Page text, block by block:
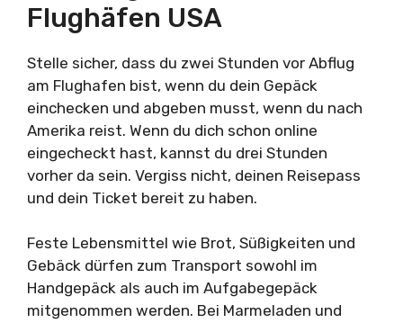
Flughäfen USA
Stelle sicher, dass du zwei Stunden vor Abflug
am Flughafen bist, wenn du dein Gepäck
einchecken und abgeben musst, wenn du nach
Amerika reist. Wenn du dich schon online
eingecheckt hast, kannst du drei Stunden
vorher da sein. Vergiss nicht, deinen Reisepass
und dein Ticket bereit zu haben.
Feste Lebensmittel wie Brot, Süßigkeiten und
Gebäck dürfen zum Transport sowohl im
Handgepäck als auch im Aufgabegepäck
mitgenommen werden. Bei Marmeladen und